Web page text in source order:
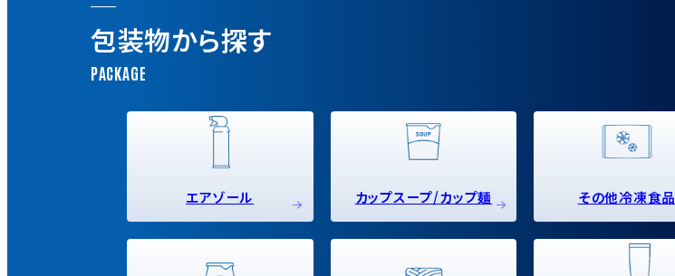
包装物から探す
エアゾール カップスープ/カップ麺 その他冷凍食品